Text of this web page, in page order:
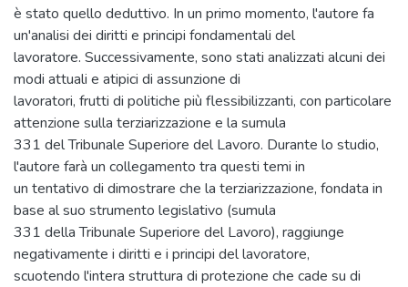
è stato quello deduttivo. In un primo momento, l'autore fa
un'analisi dei diritti e principi fondamentali del
lavoratore. Successivamente, sono stati analizzati alcuni dei
modi attuali e atipici di assunzione di
lavoratori, frutti di politiche più flessibilizzanti, con particolare
attenzione sulla terziarizzazione e la sumula
331 del Tribunale Superiore del Lavoro. Durante lo studio,
l'autore farà un collegamento tra questi temi in
un tentativo di dimostrare che la terziarizzazione, fondata in
base al suo strumento legislativo (sumula
331 della Tribunale Superiore del Lavoro), raggiunge
negativamente i diritti e i principi del lavoratore,
scuotendo l'intera struttura di protezione che cade su di